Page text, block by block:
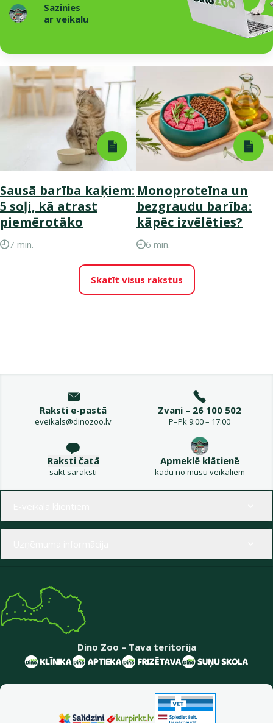
Sazinies
ar veikalu
Sausā barība kaķiem:
5 soļi, kā atrast
piemērotāko
7 min.
Monoproteīna un
bezgraudu barība:
kāpēc izvēlēties?
6 min.
Skatīt visus rakstus
Raksti e-pastā
eveikals@dinozoo.lv
Zvani – 26 100 502
P–Pk 9:00 – 17:00
Raksti čatā
sākt saraksti
Apmeklē klātienē
kādu no mūsu veikaliem
Dino Zoo – Tava teritorija